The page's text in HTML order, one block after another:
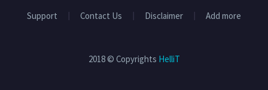
Support Contact Us Disclaimer Add more
2018 © Copyrights HelliT